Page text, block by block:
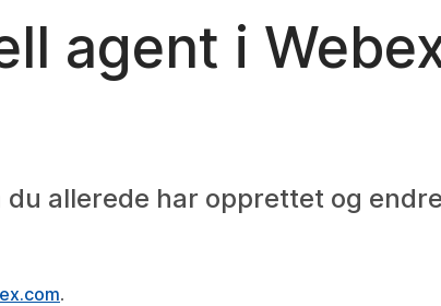
agent i
allerede har opprettet og
.